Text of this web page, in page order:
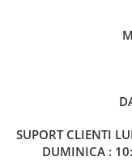
SUPORT CLIENTI
DUMINICA :